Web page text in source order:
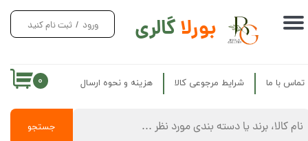
بورلاگالری
جستجو
ورود / ثبت نام کنید
حساب کاربری من
سفارشات
خروج از حساب کاربری
۰ تماس با ما شرایط مرجوعی کالا هزینه و نحوه ارسال